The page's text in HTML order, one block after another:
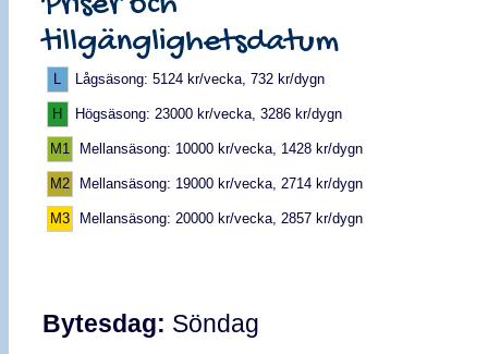
tillgänglighetsdatum
L Lågsäsong: 5124 kr/vecka, 732 kr/dygn
H Högsäsong: 23000 kr/vecka, 3286 kr/dygn
M1 Mellansäsong: 10000 kr/vecka, 1428 kr/dygn
M2 Mellansäsong: 19000 kr/vecka, 2714 kr/dygn
M3 Mellansäsong: 20000 kr/vecka, 2857 kr/dygn
Bytesdag: Söndag